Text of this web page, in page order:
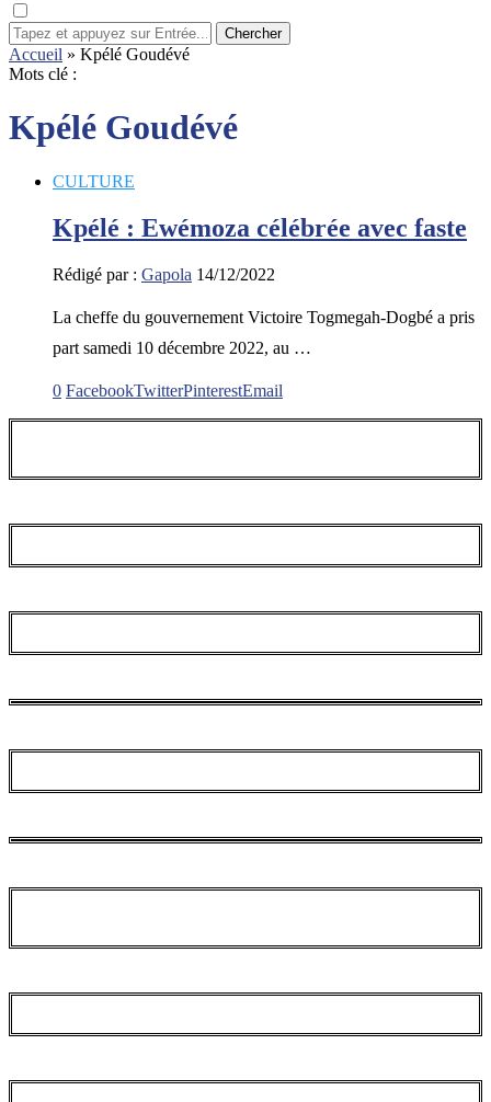
Chercher
Accueil » Kpélé Goudévé
Mots clé :
Kpélé Goudévé
CULTURE
Kpélé : Ewémoza célébrée avec faste
Rédigé par : Gapola 14/12/2022
La cheffe du gouvernement Victoire Togmegah-Dogbé a pris
part samedi 10 décembre 2022, au …
0 FacebookTwitterPinterestEmail